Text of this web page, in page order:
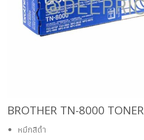
BROTHER TN-8000 TONER
หมึกสีดำ